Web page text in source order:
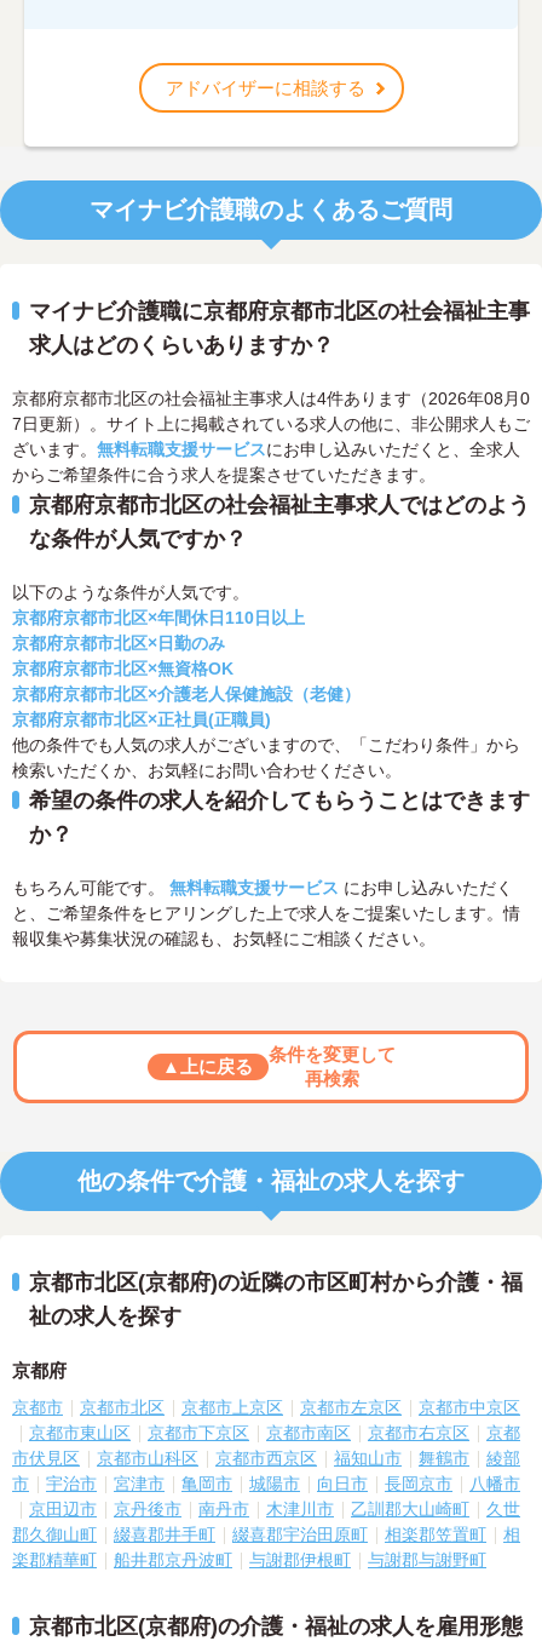
アドバイザーに相談する
マイナビ介護職のよくあるご質問
マイナビ介護職に京都府京都市北区の社会福祉主事
求人はどのくらいありますか？
京都府京都市北区の社会福祉主事求人は4件あります（2026年08月0
7日更新）。サイト上に掲載されている求人の他に、非公開求人もご
ざいます。 無料転職支援サービスにお申し込みいただくと、全求人
からご希望条件に合う求人を提案させていただきます。
京都府京都市北区の社会福祉主事求人ではどのよう
な条件が人気ですか？
以下のような条件が人気です。
京都府京都市北区×年間休日110日以上
京都府京都市北区×日勤のみ
京都府京都市北区×無資格OK
京都府京都市北区×介護老人保健施設（老健）
京都府京都市北区×正社員(正職員)
他の条件でも人気の求人がございますので、「こだわり条件」から
検索いただくか、お気軽にお問い合わせください。
希望の条件の求人を紹介してもらうことはできます
か？
もちろん可能です。 無料転職支援サービス にお申し込みいただく
と、ご希望条件をヒアリングした上で求人をご提案いたします。情
報収集や募集状況の確認も、お気軽にご相談ください。
▲上に戻る
条件を変更して
再検索
他の条件で介護・福祉の求人を探す
京都市北区(京都府)の近隣の市区町村から介護・福
祉の求人を探す
京都府
京都市 京都市北区 京都市上京区 京都市左京区
京都市中京区
京都市東山区
京都市下京区 京都市南区 京都市右京区
京都
市伏見区
京都市山科区 京都市西京区 福知山市 舞鶴市
綾部
市
宇治市 宮津市 亀岡市 城陽市 向日市 長岡京市
八幡市
京田辺市
京丹後市 南丹市 木津川市 乙訓郡大山崎町
久世
郡久御山町
綴喜郡井手町 綴喜郡宇治田原町 相楽郡笠置町
相
楽郡精華町
船井郡京丹波町 与謝郡伊根町 与謝郡与謝野町
京都市北区(京都府)の介護・福祉の求人を雇用形態